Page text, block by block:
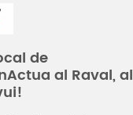
de
al Raval, al